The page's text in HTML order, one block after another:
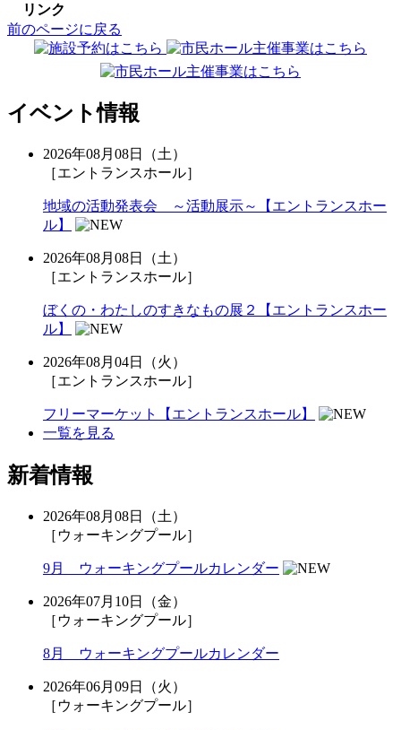
リンク
前のページに戻る
イベント情報
2026年08月08日（土）
［エントランスホール］
地域の活動発表会 ～活動展示～【エントランスホー
ル】
2026年08月08日（土）
［エントランスホール］
ぼくの・わたしのすきなもの展２【エントランスホー
ル】
2026年08月04日（火）
［エントランスホール］
フリーマーケット【エントランスホール】
一覧を見る
新着情報
2026年08月08日（土）
［ウォーキングプール］
9月 ウォーキングプールカレンダー
2026年07月10日（金）
［ウォーキングプール］
8月 ウォーキングプールカレンダー
2026年06月09日（火）
［ウォーキングプール］